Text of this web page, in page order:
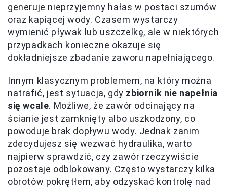
generuje nieprzyjemny hałas w postaci szumów
oraz kapiącej wody. Czasem wystarczy
wymienić pływak lub uszczelkę, ale w niektórych
przypadkach konieczne okazuje się
dokładniejsze zbadanie zaworu napełniającego.
Innym klasycznym problemem, na który można
natrafić, jest sytuacja, gdy zbiornik nie napełnia
się wcale. Możliwe, że zawór odcinający na
ścianie jest zamknięty albo uszkodzony, co
powoduje brak dopływu wody. Jednak zanim
zdecydujesz się wezwać hydraulika, warto
najpierw sprawdzić, czy zawór rzeczywiście
pozostaje odblokowany. Często wystarczy kilka
obrotów pokrętłem, aby odzyskać kontrolę nad